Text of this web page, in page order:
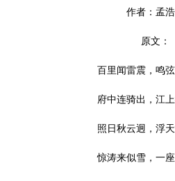
作者：孟
原文：
百里闻雷震，鸣弦
府中连骑出，江上
照日秋云迥，浮天
惊涛来似雪，一座